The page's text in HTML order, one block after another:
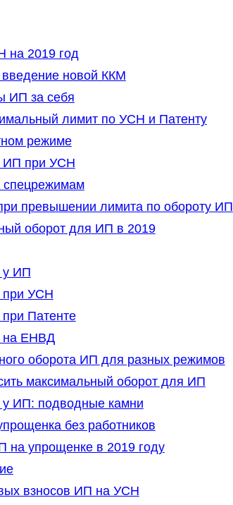
2019 год
новой ККМ
ИП за себя
лимит по УСН и Патенту
режиме
ИП при УСН
превышении лимита по обороту ИП
оборот для ИП в 2019
у ИП
при УСН
Патенте
на ЕНВД
оборота ИП для разных режимов
максимальный оборот для ИП
ИП: подводные камни
без работников
на упрощенке в 2019 году
взносов ИП на УСН